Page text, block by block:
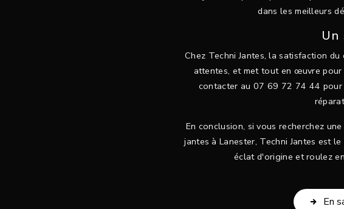
dans les meilleurs
Chez Techni Jantes, la satisfaction
attentes, et met tout en œuvre
contacter au 07 69 72 74 44 pour
En conclusion, si vous recherchez
jantes à Lanester, Techni Jantes est
éclat d'origine et roulez
En